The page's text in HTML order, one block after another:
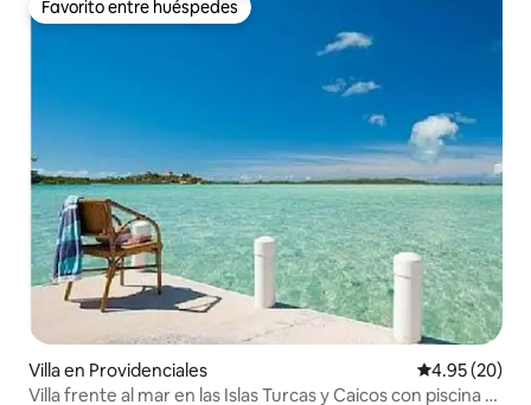
Favorito entre huéspedes
Favorito entre huéspedes
Villa en Providenciales Calificación
4.95 (20)
Villa frente al mar en las Islas Turcas y Caicos con piscina y